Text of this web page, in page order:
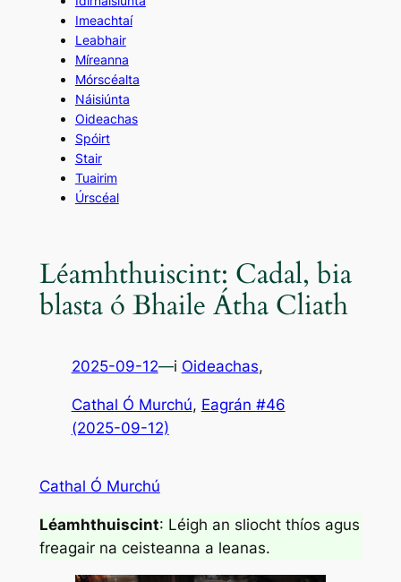
Imeachtaí
Leabhair
Míreanna
Mórscéalta
Náisiúnta
Oideachas
Spóirt
Stair
Tuairim
Úrscéal
Léamhthuiscint: Cadal, bia
blasta ó Bhaile Átha Cliath
2025-09-12—i Oideachas,
Cathal Ó Murchú, Eagrán #46
(2025-09-12)
Cathal Ó Murchú
Léamhthuiscint: Léigh an sliocht thíos agus
freagair na ceisteanna a leanas.